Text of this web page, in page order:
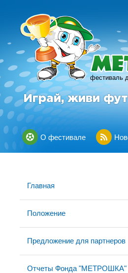
фестиваль
Играй, живи
О фестивале
Главная
Положение
Предложение для партнеров
Отчеты Фонда "МЕТРОШКА"